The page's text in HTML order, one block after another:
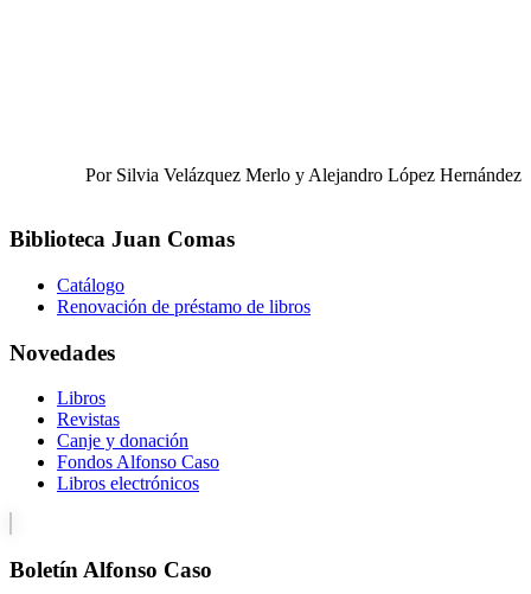
Por Silvia Velázquez Merlo y Alejandro López Hernández
Biblioteca Juan Comas
Catálogo
Renovación de préstamo de libros
Novedades
Libros
Revistas
Canje y donación
Fondos Alfonso Caso
Libros electrónicos
Boletín Alfonso Caso